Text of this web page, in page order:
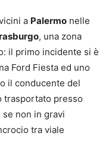
a Palermo nelle
, una zona
il primo incidente si è
Ford Fiesta ed uno
il conducente del
trasportato presso
non in gravi
tra viale